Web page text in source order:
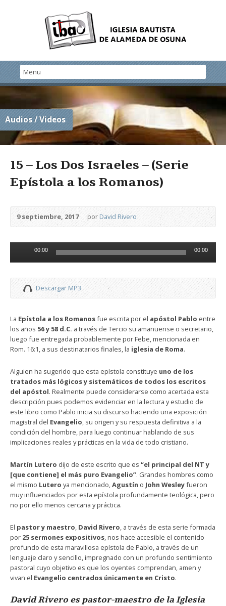
Audios / Videos
15 – Los Dos Israeles – (Serie
Epístola a los Romanos)
9 septiembre, 2017 porDavid Rivero
Reproductor
00:00 00:00
Descargar MP3
La Epístola a los Romanosfue escrita por el apóstol Pablo entre
los años 56 y 58 d.C. a través de Tercio su amanuense o secretario,
luego fue entregada probablemente por Febe, mencionada en
Rom. 16:1, a sus destinatarios finales, la iglesia de Roma.
Alguien ha sugerido que esta epístola constituye uno de los
tratados más lógicos y sistemáticos de todos los escritos
del apóstol. Realmente puede considerarse como acertada esta
descripción pues podemos evidenciar en la lectura y estudio de
este libro como Pablo inicia su discurso haciendo una exposición
magistral del Evangelio, su origen y su respuesta definitiva a la
condición del hombre, para luego continuar hablando de sus
implicaciones reales y prácticas en la vida de todo cristiano.
Martín Lutero dijo de este escrito que es “el principal del NT y
[que contiene] el más puro Evangelio”. Grandes hombres como
el mismo Lutero ya mencionado,Agustín o John Wesleyfueron
muy influenciados por esta epístola profundamente teológica, pero
no por ello menos cercana y práctica.
El pastor y maestro, David Rivero, a través de esta serie formada
por 25 sermones expositivos, nos hace accesible el contenido
profundo de esta maravillosa epístola de Pablo, a través de un
lenguaje claro y sencillo, impregnado con un profundo sentimiento
pastoral cuyo objetivo es que los oyentes comprendan, amen y
vivan el Evangelio centrados únicamente en Cristo.
David Rivero es pastor-maestro de la Iglesia